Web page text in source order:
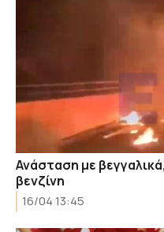
Ανάσταση με
βενζίνη
16/04 13:45